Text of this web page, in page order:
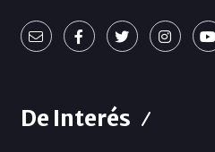
De Interés